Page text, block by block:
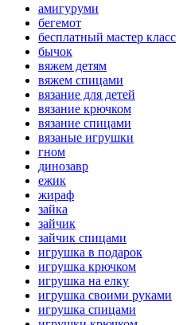
амигуруми
бегемот
бесплатный мастер класс
бычок
вяжем детям
вяжем спицами
вязание для детей
вязание крючком
вязание спицами
вязаные игрушки
гном
динозавр
ежик
жираф
зайка
зайчик
зайчик спицами
игрушка в подарок
игрушка крючком
игрушка на елку
игрушка своими руками
игрушка спицами